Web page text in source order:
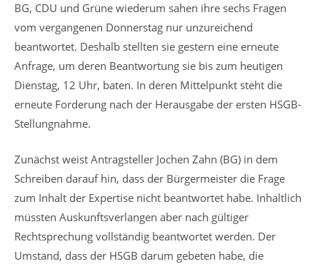
BG, CDU und Grüne wiederum sahen ihre sechs Fragen
vom vergangenen Donnerstag nur unzureichend
beantwortet. Deshalb stellten sie gestern eine erneute
Anfrage, um deren Beantwortung sie bis zum heutigen
Dienstag, 12 Uhr, baten. In deren Mittelpunkt steht die
erneute Forderung nach der Herausgabe der ersten HSGB-
Stellungnahme.
Zunächst weist Antragsteller Jochen Zahn (BG) in dem
Schreiben darauf hin, dass der Bürgermeister die Frage
zum Inhalt der Expertise nicht beantwortet habe. Inhaltlich
müssten Auskunftsverlangen aber nach gültiger
Rechtsprechung vollständig beantwortet werden. Der
Umstand, dass der HSGB darum gebeten habe, die